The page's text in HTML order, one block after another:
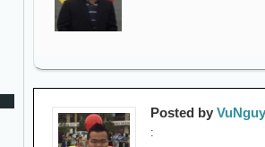
Posted by
: